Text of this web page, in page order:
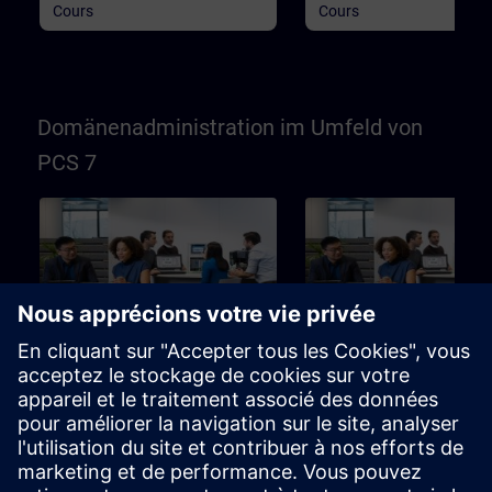
Cours Cours
Domänenadministration im Umfeld von
PCS 7
40h
Einsatz eines Active
Directory (Domäne) im PCS
7 / WinCC-Umfeld (Präsenz-
Training)
Einsatz eines Active
Directory (Domäne) im
7 / WinCC-Umfeld
Training)